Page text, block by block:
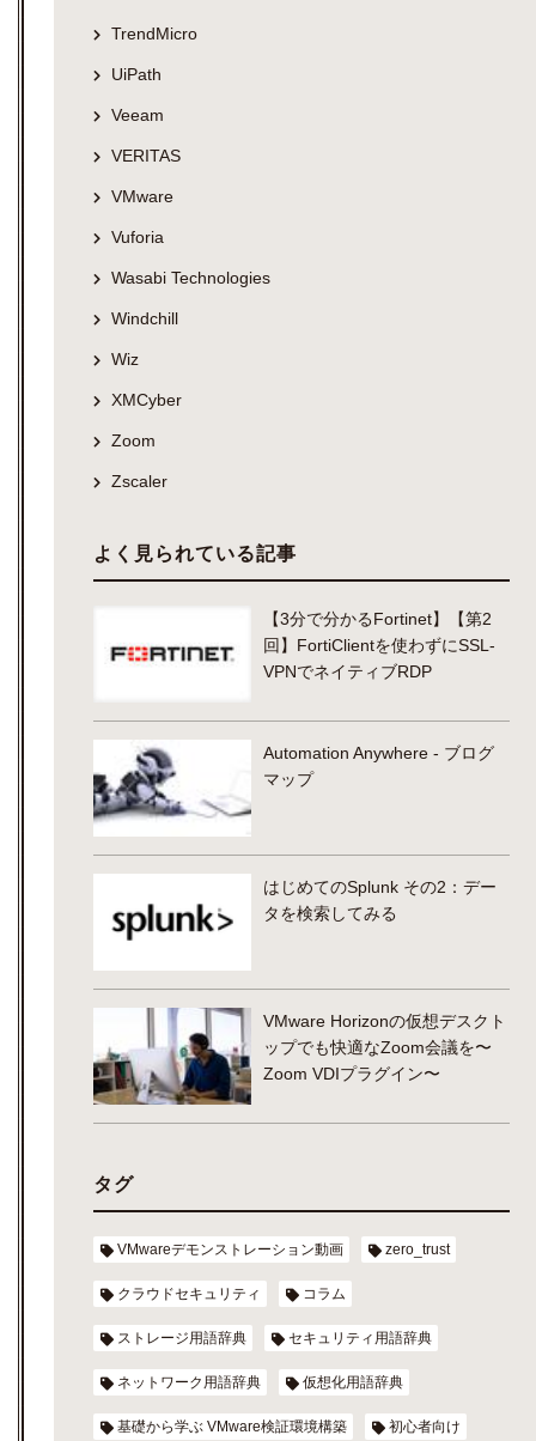
TrendMicro
UiPath
Veeam
VERITAS
VMware
Vuforia
Wasabi Technologies
Windchill
Wiz
XMCyber
Zoom
Zscaler
よく見られている記事
【3分で分かるFortinet】【第2
回】FortiClientを使わずにSSL-
VPNでネイティブRDP
Automation Anywhere - ブログ
マップ
はじめてのSplunk その2：デー
タを検索してみる
VMware Horizonの仮想デスクト
ップでも快適なZoom会議を〜
Zoom VDIプラグイン〜
タグ
VMwareデモンストレーション動画 zero_trust
クラウドセキュリティ コラム
ストレージ用語辞典 セキュリティ用語辞典
ネットワーク用語辞典 仮想化用語辞典
基礎から学ぶ VMware検証環境構築 初心者向け